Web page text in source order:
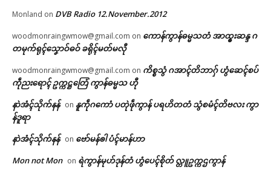
Monland on DVB Radio 12.November.2012
woodmonraingwmow@gmail.com on ကောန်ကွာန်ဓမ္မသတံ အာထ္ၜးဆန္ဒ ဂ
တမုက်ရုၚ်သၞောဝ်ဓဝ် ခရိုၚ်မတ်မလီု
woodmonraingwmow@gmail.com on ကိစ္စသွံ ဂအာၚ်တိဘာဂှ် ဟွံဆေၚ်စပ်
ကဵုညးရောၚ် ဥက္ကဋ္ဌတြေံ ကွာန်ဓမ္မသ ဟီု
နာဲအံၚ်သိုက်နန် on နူကဵုဂကောံ ပတုဲဖဵုကွာန် ပရဟိတတံ သွံစမံၚ်တိဗလး ကွာ
န်ဒူရာ
နာဲအံၚ်သိုက်နန် on ဗော်မန်ၜါ ပံၚ်မာန်ဟာ
Mon not Mon on ရဲကွာန်မုဟ်ဒုန်တံ ဟွံပေၚ်စိုတ် လ္တူဥက္ကဌကွာန်